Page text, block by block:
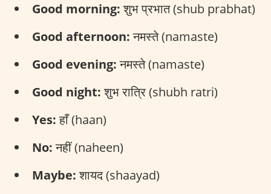
Good morning:शुभ प्रभात (shub prabhat)
Good afternoon:नमस्ते (namaste)
Good evening:नमस्ते (namaste)
Good night:शुभ रात्रि (shubh ratri)
Yes:हाँ (haan)
No:नहीं (naheen)
Maybe:शायद (shaayad)